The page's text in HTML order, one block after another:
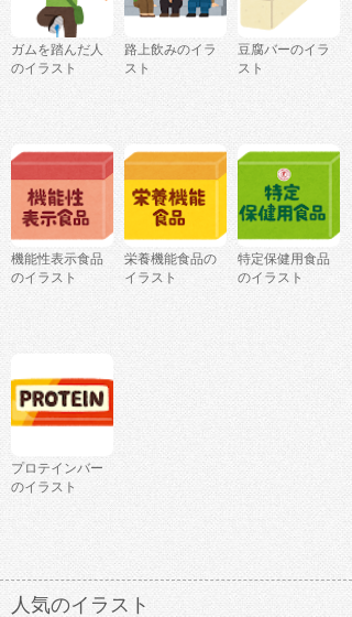
ガムを踏んだ人
のイラスト
路上飲みのイラ
スト
豆腐バーのイラ
スト
機能性表示食品
のイラスト
栄養機能食品の
イラスト
特定保健用食品
のイラスト
プロテインバー
のイラスト
人気のイラスト